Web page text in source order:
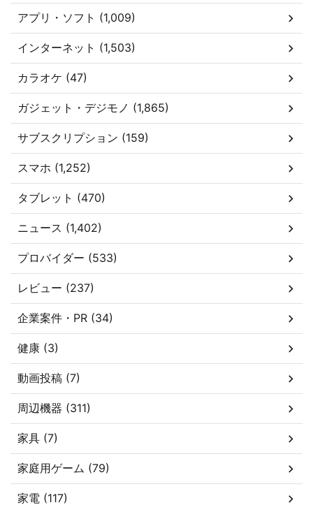
アプリ・ソフト (1,009)
インターネット (1,503)
カラオケ (47)
ガジェット・デジモノ (1,865)
サブスクリプション (159)
スマホ (1,252)
タブレット (470)
ニュース (1,402)
プロバイダー (533)
レビュー (237)
企業案件・PR (34)
健康 (3)
動画投稿 (7)
周辺機器 (311)
家具 (7)
家庭用ゲーム (79)
家電 (117)